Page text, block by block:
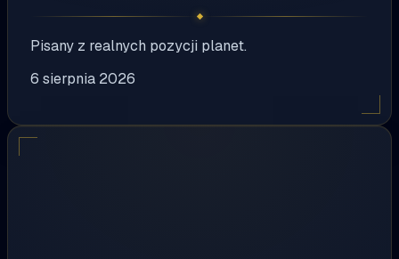
Pisany z realnych pozycji planet.
6 sierpnia 2026